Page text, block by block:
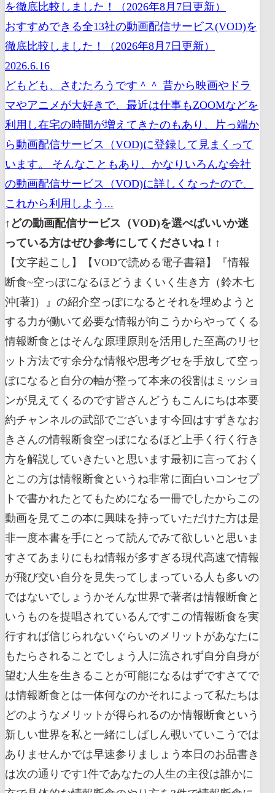
おすすめできる全13社の動画配信サービス(VOD)を
徹底比較しました！（2026年8月7日更新）
2026.6.16
どもども、さむたろうです＾＾ 昔から映画やドラ
マやアニメが大好きで、最近は仕事もZOOMなどを
利用し在宅の時間が増えてきたのもあり、片っ端か
ら動画配信サービス（VOD)に登録して見まくって
います。 そんなこともあり、かなりいろんな会社
の動画配信サービス（VOD)に詳しくなったので、
これから利用しよう...
↑どの動画配信サービス（VOD)を選べばいいか迷
っている方はぜひ参考にしてくださいね！↑
【文字起こし】【VODで読める電子書籍】『情報断食~空っぽになるほどうまくいく生き方（鈴木七沖[著]）』の紹介空っぽになるとそれを埋めようとする力が働いて必要な情報が向こうからやってくる情報断食とはそんな原理原則を活用した至高のリセット方法です余分な情報や思考グセを手放して空っぽになると自分の軸が整って本来の役割はミッションが見えてくるのです皆さんどうもこんにちは本要約チャンネルの武部でございます今回はすずきなおきさんの情報断食空っぽになるほど上手く行く行き方を解説していきたいと思います最初に言っておくとこの方は情報断食というね非常に面白いコンセプトで書かれたとてもためになる一冊でしたからこの動画を見てこの本に興味を持っていただけた方は是非一度本書を手にとって読んでみて欲しいと思いますさてあまりにもね情報が多すぎる現代高速で情報が飛び交い自分を見失ってしまっている人も多いのではないでしょうかそんな世界で著者は情報断食というものを提唱されているんですこの情報断食を実行すれば信じられないぐらいのメリットがあなたにもたらされることでしょう人に流されず自分自身が望む人生を生きることが可能になるはずですさてでは情報断食とは一体何なのかそれによって私たちはどのようなメリットが得られるのか情報断食という新しい世界を私と一緒にしばしん覗いていこうではありませんかでは早速参りましょう本日のお品書きは次の通りです1件であなたの人生の主役は誰かに玄で具体的な情報断食のやり方を3件で情報断食によって得られる気づきについて解説していきたいと思いますまず早速1件のあなたの人生の主役は誰かという事から解説をスタートしていきましょう著者はまず冒頭で私たちに問いかけるんですあなたの人生の主役は誰ですかと人生の最後に人はどのようなことを後悔するのかということは患者さんの最期を看取る医師によると次のような共通点があるそうですもっと健康に意識を向ければよかったもっとゆったりと働けば良かったもっと家族や友人と時間を過ごせばよかったもっと自分らしく生きればよかったもっと自分の言葉で話せば良かったもっと自分の幸せを考えればよかったさて多くの人たちが公開している自分らしくとか自分の言葉自分の幸せにはよくよく考えると疑問が湧いてきませんか何十年も自分の名前で生きてきたはずなのにどうして自分が皆実感出来なかったのでしょうかそれは自分の人生を生きているようで実は他人の人生を生きてしまった人が多いということなのでしょう消化色々な選択を経験して色んな体験をしてきたはずなのにどうしてそう思ってしまう人が後を絶たないのかという疑問を著者はもつんです著書は出版社の書籍編集者としてこれまでに150冊を超える自己啓発本を手がけ三十代半ばで味わった妻との死別体験から人生生き方暮らし方あり方を得意ジャンルとしてずっと愚直に一つのテーマの本ばかりを編み続けている人物ですそんな著者のなぜこんなにも大勢の人たちが自分もわからずに生きてしまっているのかそんな疑問に対する結論は次のようなものです誰かの言葉を自分の言葉として使い誰かの人生を自分の人生だと思い込み何年も何十年も過ごしてしまっている人たちが実はほとんどであるさてこれを聞いてグサッとね来る人はいませんかこれはまさに今の私でアルト情報が溢れすぎる現代で多くの人が多すぎる情報に流されて振り回されて自分自身を見失っています他人の人生を生きていますそこで著者は情報断食というものを提唱されているんです情報断食をすることによって不安定な時代を生き抜く力溢れる情報に惑わされない判断力などのメディアリテラシーのみならず何故自分がここにいるのか何のために私は存在しているのかなど現代人が忘れがちな私が何者かを知る力も身に付くと言うのですいやなかなか面白そうですよね食べ物を一定期間経つ断食ファスティングが世間では今ブームですがそれを情報に対しても行いましょうということでございますなぜ情報断食が今必要とされているのでしょうかそれは繰り返しになりますが情報が溢れすぎている現代では 情報に翻弄されて自分を見失っている人が多いからでございます人工知能 AI の技術が発達してこれまで人間がやってきた仕事の多くがテクノロジーかっされるようになりました気づけば様々なジャンルで働き方が変わりつつありますそして一昔前とは比較できないほどの情報が溢れ帰り正しいものだけではなくフェイクと呼ばれる偽物の情報までが世界中を飛び回っています1日24時間の中の大半の時間をそのような情報にさらされている人も少なくありません指先で情報検索するだけではなく今は自分の思いや考えが発信できる SNS も充実しておりますから2次元の世界にどっぷりとハマってしまう人が後を絶たないというわけでございますそしてねさらに私たちを魅了してしまうのがアルゴリズムやターゲッティングというものでございます例えば Amazon で自分が注文したものに似たものかでおすすめに出てきてついついクリックして買ってしまったという経験はないでしょうかまたはね YouTube 動画を見ていて次のおすすめの動画を面白いと思ってポチポチとクリックしている人も多いと思います AI は私たちの興味を持っていたかし私たちが興味を持っているであろうものを次々と私達の目の前にほらほらと提示してくるんですそして提示されたものを私たちははいはいありがとうということでポチポチポチポチクリックしているわけなんですよつまりね私たちは自分で何かを選んでいるように思っても実はアルゴリズムヤッター getting を駆使した AI によって何かを選ばされているということでございます私たちは自分の意思で行動しているように見えても特にネット上ではアルゴリズムによって導かれた行動をしてしまっているんですそんな状態で果たして自分の人生が生きられるでしょうかこれが私たちみんなに与えられた恋でございます溢れんばかりの情報が世界中を飛び交いそれに翻弄されながら思考回路がパンパンに腫れ上がっている人が多くいると著者は言いますそこで必要になってくるのが今回のテーマ情報断食でございます情報断食の原理は決して難しいものではありません情報断食とは字のごとく情報を断つことを意味します口にする食べ物を減らしていくように情報を減らすことで頭の中を整理したり時には何も考えなかったりそれが思考回路を整えることにもつながり心を穏やかにすることで自分自身を見つめなおす効果をもたらすんです頭と心が空っぽになることでそれを埋めようとする力を利用するんですわたしたちの脳というのは分からないという状態つまり空白を嫌いますから強烈な欲求や不快感問題意識が生じたときはそれを埋めようと頑張るんです空っぽになるとそれを埋めようとする力が働いて必要な情報が向こうからやってくるわけです情報断食とはそんな原理原則を活用した思考のリセット法でございます余計な情報や思考グセを手放して空っぽになると自分の軸が整って本来の役割だ自分の人生の目的が見えてくるというわけでございますさていかがでしょうかなかなかで納得できる理屈ですよねなるほどなと手を叩いている人も結構いるのではないでしょうかではでは2件において具体的に情報断食のやり方に迫っていきたいと思いますその前に1件の内容をまとめておきましょうかポイント市あなたの人生の主役は誰か死ぬ時の公開の共通点は自分らしく生きられなかったということ誰かの言葉を自分の言葉として使い誰かの人生を自分の人生だと思い込み何年も何十年も過ごしてしまっている人たちが実はほとんどであるポイントに情報が溢れすぎている現代で多くの人が自分自身を見失い他人の人生を生きている桜情報断食によって溢れる情報に惑わされない判断力や現代人が忘れがちな私が何者なのかを知る力を身につけようポイント35は分からないという状態つまり空白を嫌うので空っぽになるとそれを埋めようとする力が働いて必要な情報が向こうからやってくる自分の軸が整って本来の役割は自分の人生の目的が見えてくるさてそれでは次に言の具体的な情報断食のやり方について解説を釣っていきたいと思いますさて1件ではね多くの人が自分を見失っている現代だからこそ情報断食が必要で 言うことを開設しました2件では著者が実際にやっている情報断食のやり方について具体的に解説していきたいと思います最初にね情報断食の全体像をお伝えしておきましょう情報断食は次の3ステップから成増ステップ位置情報源とそれに結びついている習慣を洗い出すステップに少しずつ手放していくステップ3で禁断症状が出る期間を乗り越えるではそれぞれのステップをね分かりやすく解説していきたいと思いますのでどうぞお付き合いくださいませまずは情報断食のステップ位置情報源とそれに結びついている習慣を洗い出すから解説していきますさて情報断食をしろと言われても何を手放せばいいのかが分からなければ何を断食したらいいのか分からなければやりようがありませんよねですからまずはステップ1として何を手放すのかを見つけるために頭は自分自身がどのようなものから情報を得ているのかその情報源を洗い出すことから始めていきましょうさてあなたはどんなものから情報を得ているのでしょうか例えば女性の場合は次のようなものから入れているということがわかりましたテレビニュース番組を中心に毎日市から3時間ほど見ていたそうです新聞朝刊は出勤途中の電車内で火を通す夕刊は帰宅してからざっと読んでいました本や雑誌冊数にしてだいたい1月号から十冊程度それに関連して書店には毎日足を運んでいましたそしてインターネットを守りわからないこと知りたいことを調べるときに活用していましたネットで配信されるニュースもくまなくチェックしていたそうですこのようにねテレビ新聞本や雑誌インターネットというまずは自分の情報源をピックアップすることでどのような情報をどうやって活用していたのかを見える化するんですさてあなたはどんな情報源から情報をゲットしているのかまずピックアップしてみてほしいです Twitter や Instagram などの SNS で情報を収集している人が今は結構多いかもしれませんねそして次にピックアップした情報源とともにそれが無意識に日常生活の中でどうやって習慣化されているんだいということを探るんです思考を働かせる上でも無意識的に習慣化してしまっていることが世の中にはたくさんあります特に先ほどあげた情報源を自分はどうやって活用しているのか見直してみる必要があるんです例えば著者の場合ならこれらの情報源に共通していたのがながら見て舌絡みとは読んで字のごとく別のことをしながらなんとなく見てしまっていることでございます例えばご飯を食べながら電車に揺られながらカフェでお茶ちゃお飲みながらなんとなく時間を潰しながらなどでございますこのようにね情報源をどうやって使っているのかを客観視してなんとなくどんな絡みを意識的に減らすことから始めるんです著者の場合は情報源とながらみという習慣が結びついていたわけですからこれらを意識的に減らしていくんです日常生活のどんな時間にどんな場面でどんな風に活用しているのかまずはそこを見つめ直すことから情報断食は始まるんですそれでは次情報断食のステップフタツメ少しずつ手放していくについて解説していきますさてステップ一礼情報源とそれに結びつく週間を洗い出すことができれば今度はそれをステップに入れ少しずつってバラしていきましょうポイントは少しずつという点でございます少しずつ食べるものを減らしながら体と向き合っていくってあんじきと同じく情報断食でもいきなり情報をシャットアウトするようなことはしません食べる物も情報も急激に取らなくなってしまうとかえって細胞や脳が驚いて反発しそれを求めてしまうからでございます両方ともに適切な順序があるんです食べる物も情報も最初は少しずつ日常の中で手放していくんです著者はひとつずつ背負っていた荷物を降ろすようにそして無駄な行動を少しずつってバラし次にこれまでは絶対に必要だと思って取り組んでいた情報収集のための行動を一つ二つ三つと手放して言ったんです最初に手放したのが一つ目の情報源であるテレビでございます著者のリビングにはテレビがありましたがそれのスイッチをいれないことから始めました次は二つ目の情報源である新聞を解約しましたここまでは比較的簡単だったそうです次は三つめの情報源であるインターネットですしかし著者は という仕事柄完全にインターネットを手放すことができませんので使用は最小限にとどめるようにしております一番つらかったのが四つ目の情報源である本と雑誌を手放すことでしたこれには書店に行くことも含まれておりますので一番習慣化していた頃でした当然著者が書いてくれた原稿を編集しながら本にすることが仕事の中心でしたからその行為自体を辞めるわけにはいきませんしかし毎日の書店が良い家売れている本の情報収集にはこれまでかなりの時間を割いていましたそれらを根本から見直したんです良い本を作りたいみんなに読んでほしい甲西まで読み継がれて欲しい書籍編集者になった時に抱いていた純粋な気持ちよりもたくさん売れる本で売上をアップさせたいという気持ちにより初心を忘れてしまっていたことに著者は気づくんです情報断食を始めた当時は本作り=手段になっていた自分がいたんです著者は自分が何のためにホームを作っているのかを自問自答し編集者としてどうありたいのかどんな目的や使命を持ってこれから先生きていきたいのかという根本的な問題にも向き合ったんですそうして徐々に本や雑誌を手放して行ったそうですそれでは次情報断食のステップ3禁断症状が出る期間を乗り越えるについて解説していきますさてここまでで情報源とそれに結びつく習慣を洗い出しそれらを少しずつ手放していくというステップを踏んできましたそして頑張りどころがこのステップサンド禁断症状が出る期間を乗り越えるというところでしょう情報断食がいいよと言うねメリットを聞いてよしそれじゃあいっちょやってみるかということでステップ1ステップ2までは比較的皆さん簡単にねやる気と勢いに任せてできるかと思いますしかしこのステップさんが勝負どころでございます著書も実際に思わぬ禁断症状に心と体が震えたと言います情報断食を始めた反動はすぐに行ってきたそうですそれまで一年365日毎日習慣化していたことを辞めるわけですからどうもねあれ今日はやらないのと全身の神経に信号を送るのでしょう朝目覚めるとテレビのスイッチをつけたくになりましたし電車に乗って釣りか思っていてもなんだか手持ち無沙汰で行動の治りを悪く感じたそうです情報断食とは脳との戦いです会社の椅子に座っていても何やらお家着きません実践し始めた頃は無用に席を立ってみたり車内を歩いてみたりトイレに行って顔を洗ってみたり外に出るとついつい書店に行きたくなるから昼食も手作りの弁当を持参するほどだったそうです皆さんも昼休みになるといつも LINE や Twitter をチェックしていたという人はこのように落ち着かなくなることが予想されます著者は手放した習慣を何度も求めてしまう欲求が湧き上がってきたがここが踏ん張りどころだとなんとか言い聞かせて抑えながら生活に目を向けるようにしたと言いますまあねやっぱりこの辺は断食ですから普通のね食べ物の断食と同じように断食期間中のこの辛さを乗り越える必要があるんですそして情報源を手放して2ヶ月が過ぎた頃遠くへ向けられていた意識が近くに戻ってくることを強く実感したそうですこれまでは会社のことと自宅のことをとにかく忙しくしていた毎日だったから常に意識が外へ外へと向かっていたんです今思えばまだ小学生だった当時の息子のことも見ているようでまったく見えていなかったと著者は言います情報断食中の著者の生活スタイルはとてもシンプルなものになっていきました情報源とは一定の距離を取りつつイブンの仕事県内もしくは生活圏内の半径10メートル以内で起こることに意識を向けるようになったんです例えば住んでいたマンション内に咲いている花の色合いや佇まいユニークな木々の形太陽や空に浮かぶ雲毎日感じる風の違いなどそれまでは意識すら向けていなかったものに自分の感性が反応するようになっていきました私はどんなものに惹かれるのだろうがどんなことやものを美しいと思うのがどんな事や物が好きなのかどんな事や物に心が動くのかそういうことが少しずつ知りたくなってきたんですこれはとても新鮮な感覚でした自分へと意識を向けた瞬間からこれまで毎日見てきた景色のはずなのに全く見え方が変わってしまったんです漠然と色々なことから情報を集めていた意識がごく身の回りのことへと向き始めた途端軸が自分に戻った感覚で 5時にそれは少しずつ丁寧な生活を心がけようとする気持ちを芽生えさせる大きなきっかけともなりました情報断食とは最大限に自分の意識と向き合うメゾットと言えますそしてそれは自分の感性を最大限に育てるメソッドでもあるんですさてここまで聞いてね著者が感じたこの感覚はマインドフルネスの感覚に近いなぁと思った人がいるかもしれませんね確かにそうで外へ外へと向かっていた意識を自分の中へ向ける意識を身の回りのことに集中する情報を断食することによって自分自身の内側へと意識を向けるこれはマインドフルネスに近いものがあると私も思いますマインドフルネスが良いなんてことは皆さん既にご存知かと思いますがマインドフルネスを邪魔するものいわゆる雑念というのは様々な情報源から行ってきますよねですからそれらの情報源を絞り込むことによってよりマインドフルネスにも集中できるようになるんだろうなと私は思いました是非ねここで紹介した三つのステップによって情報断食をしていただき著者が感じたような清々しさ自分の内側へと意識を向けるという感覚を味わってみてほしいとお盆です情報断食によって頭が空っぽになるとそれを埋めようとする力が働いて必要な情報が向こうからやってくるんです余分な情報や思考グセを手放して空っぽになると自分の軸が整って本来の役割はミッションが見えてきます自分が何をやりたいのかわからない自分の人生の目的がわからなくて悩んでいるという人はぜひ情報断食によって自分の内側へと意識を向けてみてください答えはすべて自分の中にあるんですそれでは2件の内容をここら辺でまとめておきたいと思います情報断食の3ステップを紹介しましたステップ1は情報源とそれに結びついている習慣を洗い出すことテレビ新聞ネット SNS 本などの情報源を洗い出しそれと結びついている日々の習慣を身につけてくださいそしてステップ2で少しずつ手放していきましょう一度にすべて手放すのではなく少しずつという点がポイントになりますそしてステップ S 3で禁断症状が出る期間を乗り越えましょうここが踏ん張りどころです一定期間を超えると遠くへ向けられていた意識が近くに戻ってくることを実感できるでしょうそれではラスト3件で情報断食によって得られる気づきについて解説していきたいと思いますさてねこれまでもまあ情報断食によって得られる気づきについては言及してきたんですがさらに3件では自分の内側へと意識を向けられるようになり自分の生きる意味はミッションが明らかになるといったメリット以外にも情報断食をすることによってどのような大切なことに私たちが気づくことができるのかということを解説していきたいと思うんですよ著者によると情報を手放したがら丁寧に感性を高めていく中で物の見方や解釈の仕方が少しずつ変化していったそうですどれも学校では教えてくれないことばかりですが徐々に理解していくうちに自分が立っている場所や物事の仕組みもわかるようになってくるんですそうなると日常で見聞きする事の捉え方や感じ方が変わってきて面白いように行動力や選択肢も増していきます人生に選択肢が増えると心に余裕ができて色々な準備をするのが容易になるでしょうそれは楽しみ方の種類が増えることにも繋がるんですではでは情報断食によって得られる気づきを具体的に紹介していきましょうかリーチ私達の周りには3種類の時間が存在しているということに人生において大切なのは結果ではなく過程を味わうことどれも深い気付きですねそれではひとつずつわかりやすく解説していきたいと思いますまずは一つ目の気付き私たちの周りには3種類の時間が存在しているということを解説していきますさて私たちの生活はオーケーの時間に追われている毎日ですよね壁に掛けられたもしくは腕に巻かれた時計の時間がすべてであると捉えられがちですが情報断食をすることによって得られる時間の気づきはそもそも時間でたった一つだけなのかという疑問を投げかけてくれるんです物事が流れていく様をどのように感じるのかそのためには時間に対する捉え方が重要になってきます時間に振り回されすぎる情報に振り回されていると一つの時間しかないように思えてしまいますが情報断食をすることによって著者は私たちの目の前には全く いつの時間が存在するということに気づけたそうです全く異なる三つの時間とは1外側の世界に流れている中間機械時計に私の中に流れている中間命の時計三大自然の中にたゆたう生態系の時間循環時計の三つでございますそしてどの時間を生きるかによって体験する世界の景色が変わるんです時間に追われる人はたくさんいて人生の後悔も大半は時間と関係しています三つの時間のどの時間を選択するかによって私たちが体験する世界の景色は変わりますもしあなたが外側の世界に流れている時間すなわち腕時計のような時間を軸に生きる選択をしたのならそれは人生の最後に多くの公開を抱いてしまう人たちと同じような自分らしさを見失いがちな人生になってしまうかもしれませんまたは私の中に流れている時間を選択した人は本当の自分らしさが体験できる反面そこだけに固執してしまうと人生で味わう経験が極端に少なくなってしまうでしょうですからなかなか実行するのは難しいかもしれませんが色々な時間を柔軟に行きながらそれでも心の安定が保てる生き方が望ましいと著者は言います今外側の世界に流れている時間しか選択できていないという人は私の中に流れている時間を増やすということをぜひ意識してみて欲しいと思うんですそして先ほどあげた三つめの時間大自然の中にたゆたう生態系の時間これを軸にできることは最も容易ではない選択ですなぜなら人間が作り上げた現代文明の中には存在しえない時間だからですただし日常生活の中で例えば野菜を育てるような体験をしたり海や山へ行って大自然に身を委ねることで人間以外の命の息づかいを感じてみたり一時的にそういう営みを重ねることで大自然の中にたゆたう三つめの時間を疑似体験できるとは番です大切なのは知ることそして意識することです意識することでアンテナが立ちそれに関する情報を共有することができますですからまずは三つの時間を知ってください三つの時間の存在を知ることで柔軟性と安定感を養いましょうそれでは次へられる機付きのフタツメ人生において大切なのは結果ではなく過程を味わうことについて解説していきたいと思いますさて人生をね一言で表現すると何ですかもしもそのように問われたらあなたは何と答えるでしょうか著者ならこう返答するそうです人生とは別ですまっすぐに続いている学びどうだと思いますまっすぐに伸びた一本道の上にはあなた一人だけが立って今ゆっくり歩くをが足速いです相撲が最初から全力で走ろうがあなたの自由です道にはゴールがあって大半の人たちは歩き終えるのですが時折途中で道から降りてしまう人もいますそれも自由です自分で洗濯っておきます途中何度も道が分かれているポイントに送付します右に進むのか左に進むのか三択もあったりしますどれを選択しても構いませんその時のあなたの意識や思いが道を選びます人生において後悔が生じる一番の理由は誰が洗濯するのかが明確になっていないからですもちろんで人生に迷いはつきものですが最終決定をどうやって判断するのかが結果に結びつくんですその時の結果とは道を進んだ先に待っているもののことで